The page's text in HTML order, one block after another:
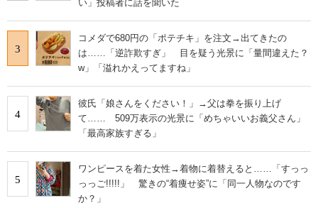
い」投稿者に話を聞いた
3
コメダで680円の「ポテチキ」を注文→出てきたの
は……「逆詐欺すぎ」 目を疑う光景に「量間違えた？
w」「溢れかえってますね」
4
彼氏「娘さんをください！」→父は拳を振り上げ
て…… 509万表示の光景に「めちゃいいお義父さん」
「最高家族すぎる」
5
ワンピースを着た女性→着物に着替えると……「すっっ
っっご!!!!!」 驚きの“着痩せ姿”に「同一人物なのです
か？」